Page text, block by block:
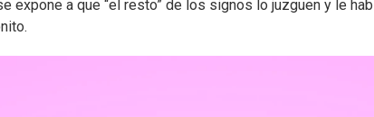
expone a que “el resto” de los signos lo juzguen y le